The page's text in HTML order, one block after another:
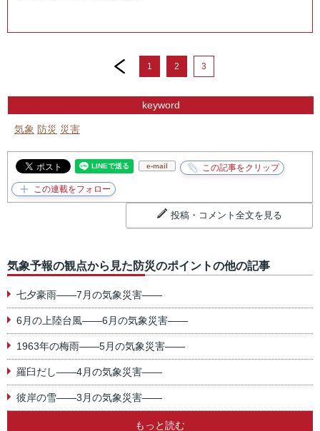
prev
1 2 3
keyword
気象 防災 災害
e-mail
投稿・コメント全文を見る
気象予報の観点から見た防災のポイントの他の記事
七夕豪雨――7月の気象災害――
6月の上陸台風――6月の気象災害――
1963年の梅雨――5月の気象災害――
羅臼だし――4月の気象災害――
彼岸の雪――3月の気象災害――
もっと読む